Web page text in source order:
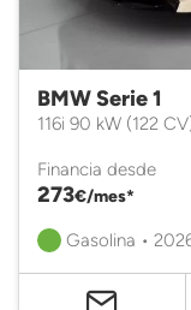
BMW Serie 1
116i 90 kW (122
Financia desde
273€/mes*
Gasolina •